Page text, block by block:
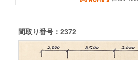
間取り番号：2372